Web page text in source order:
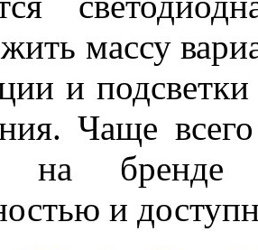
массу
и
Чаще
на бренде
и